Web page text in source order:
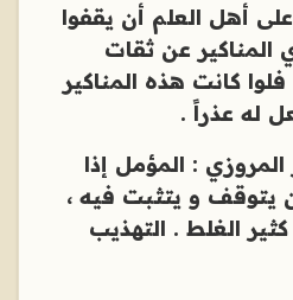
أهل العلم أن يقفوا
المناكير عن ثقات
كانت هذه المناكير
له عذراً .
: المؤمل إذا
يتوقف و يتثبت فيه ،
الغلط . التهذيب